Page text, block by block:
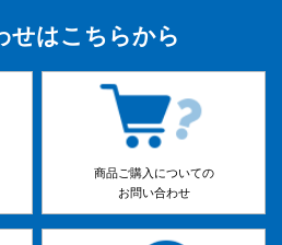
せはこちらから
商品ご購入についての
お問い合わせ